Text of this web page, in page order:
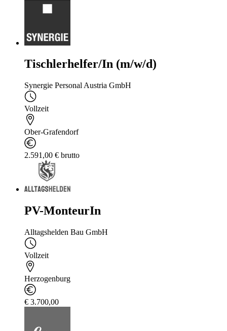
Tischlerhelfer/In (m/w/d)
Synergie Personal Austria GmbH
Vollzeit
Ober-Grafendorf
2.591,00 € brutto
PV-MonteurIn
Alltagshelden Bau GmbH
Vollzeit
Herzogenburg
€ 3.700,00